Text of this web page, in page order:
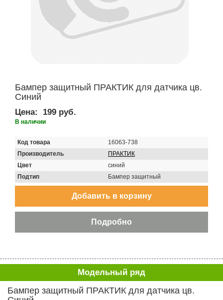
Бампер защитный ПРАКТИК для датчика цв.
Синий
Цена: 199 руб.
В наличии
Код товара
16063-738
Производитель
ПРАКТИК
Цвет
синий
Подтип
Бампер защитный
Модельный ряд
Бампер защитный ПРАКТИК для датчика цв.